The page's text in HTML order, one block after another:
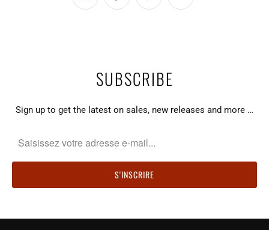
SUBSCRIBE
Sign up to get the latest on sales, new releases and more …